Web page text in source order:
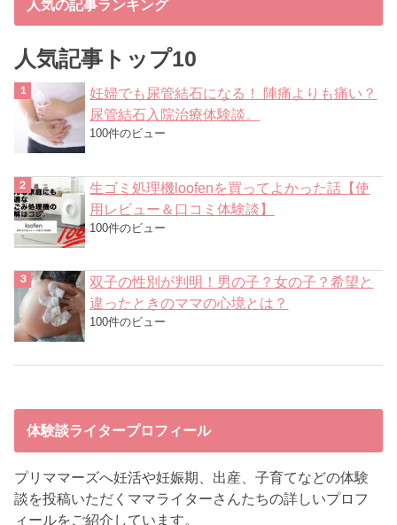
人気の記事ランキング
人気記事トップ10
妊婦でも尿管結石になる！ 陣痛よりも痛い？
尿管結石入院治療体験談。
100件のビュー
生ゴミ処理機loofenを買ってよかった話【使
用レビュー＆口コミ体験談】
100件のビュー
双子の性別が判明！男の子？女の子？希望と
違ったときのママの心境とは？
100件のビュー
体験談ライタープロフィール
プリママーズへ妊活や妊娠期、出産、子育てなどの体験
談を投稿いただくママライターさんたちの詳しいプロフ
ィールをご紹介しています。